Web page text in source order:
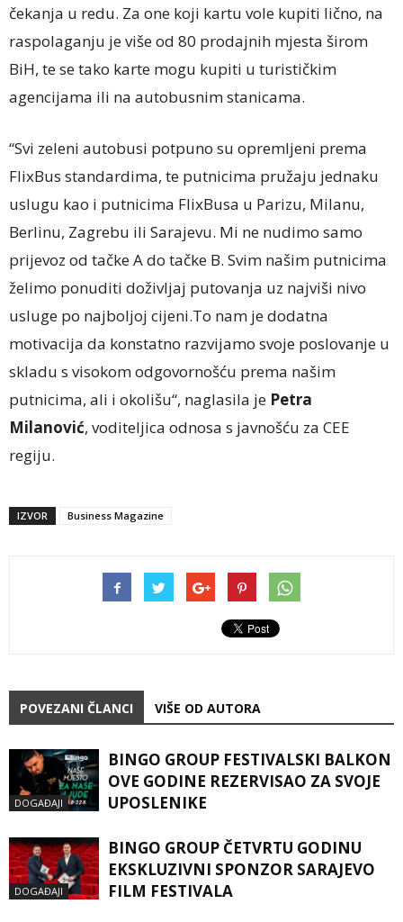
čekanja u redu. Za one koji kartu vole kupiti lično, na
raspolaganju je više od 80 prodajnih mjesta širom
BiH, te se tako karte mogu kupiti u turističkim
agencijama ili na autobusnim stanicama.
“Svi zeleni autobusi potpuno su opremljeni prema
FlixBus standardima, te putnicima pružaju jednaku
uslugu kao i putnicima FlixBusa u Parizu, Milanu,
Berlinu, Zagrebu ili Sarajevu. Mi ne nudimo samo
prijevoz od tačke A do tačke B. Svim našim putnicima
želimo ponuditi doživljaj putovanja uz najviši nivo
usluge po najboljoj cijeni.To nam je dodatna
motivacija da konstatno razvijamo svoje poslovanje u
skladu s visokom odgovornošću prema našim
putnicima, ali i okolišu“, naglasila je Petra
Milanović, voditeljica odnosa s javnošću za CEE
regiju.
IZVOR Business Magazine
POVEZANI ČLANCI VIŠE OD AUTORA
DOGAĐAJI
BINGO GROUP FESTIVALSKI BALKON
OVE GODINE REZERVISAO ZA SVOJE
UPOSLENIKE
DOGAĐAJI
BINGO GROUP ČETVRTU GODINU
EKSKLUZIVNI SPONZOR SARAJEVO
FILM FESTIVALA